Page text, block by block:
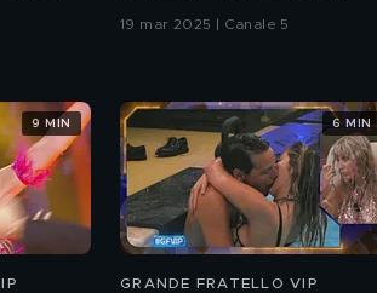
19 mar 2025 | Canale 5
9 MIN
GRANDE FRATELLO VIP
6 MIN